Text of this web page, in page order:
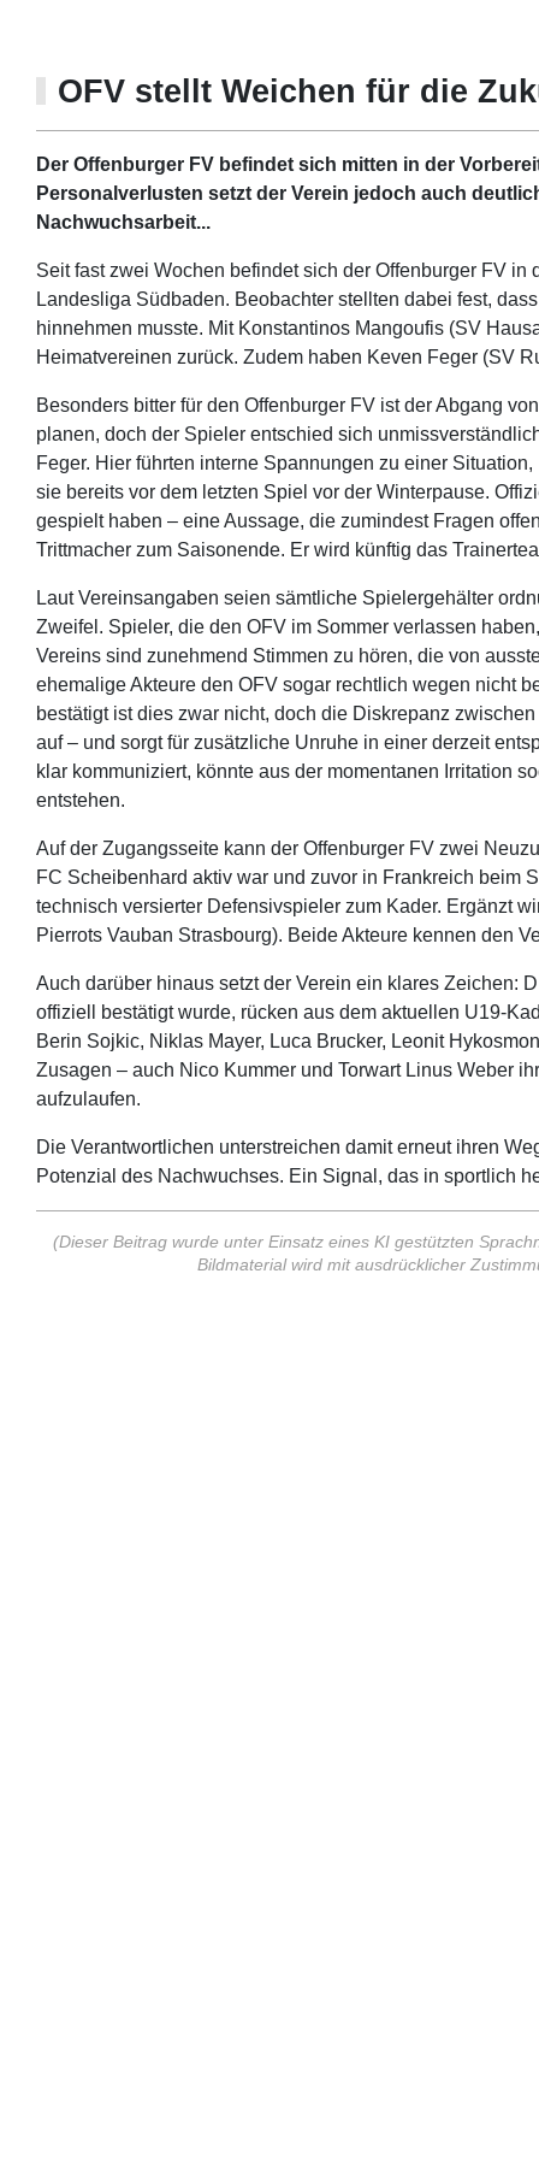
OFV stellt Weichen für die
Der Offenburger FV befindet sich mitten in der
Personalverlusten setzt der Verein jedoch auch
Nachwuchsarbeit...
Seit fast zwei Wochen befindet sich der Offenburger FV
Landesliga Südbaden. Beobachter stellten dabei fest,
hinnehmen musste. Mit Konstantinos Mangoufis (SV
Heimatvereinen zurück. Zudem haben Keven Feger (SV
Besonders bitter für den Offenburger FV ist der Abgang
planen, doch der Spieler entschied sich
Feger. Hier führten interne Spannungen zu einer
sie bereits vor dem letzten Spiel vor der Winterpause.
gespielt haben – eine Aussage, die zumindest Fragen
Trittmacher zum Saisonende. Er wird künftig das
Laut Vereinsangaben seien sämtliche Spielergehälter
Zweifel. Spieler, die den OFV im Sommer verlassen
Vereins sind zunehmend Stimmen zu hören, die von
ehemalige Akteure den OFV sogar rechtlich wegen nicht
bestätigt ist dies zwar nicht, doch die Diskrepanz
auf – und sorgt für zusätzliche Unruhe in einer derzeit
klar kommuniziert, könnte aus der momentanen Irritation
entstehen.
Auf der Zugangsseite kann der Offenburger FV zwei
FC Scheibenhard aktiv war und zuvor in Frankreich beim
technisch versierter Defensivspieler zum Kader. Ergänzt
Pierrots Vauban Strasbourg). Beide Akteure kennen den
Auch darüber hinaus setzt der Verein ein klares Zeichen:
offiziell bestätigt wurde, rücken aus dem aktuellen U19-
Berin Sojkic, Niklas Mayer, Luca Brucker, Leonit
Zusagen – auch Nico Kummer und Torwart Linus Weber
aufzulaufen.
Die Verantwortlichen unterstreichen damit erneut ihren
Potenzial des Nachwuchses. Ein Signal, das in sportlich
(Dieser Beitrag wurde unter Einsatz eines KI gestützten
Bildmaterial wird mit ausdrücklicher